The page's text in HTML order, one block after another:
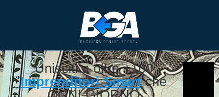
Unisciti a oltre +100
Imprenditori Smartche